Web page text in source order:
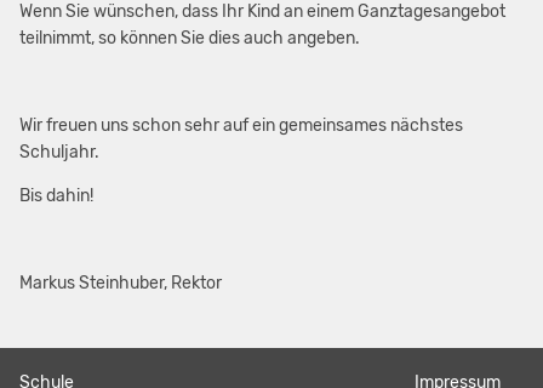
Wenn Sie wünschen, dass Ihr Kind an einem Ganztagesangebot
teilnimmt, so können Sie dies auch angeben.
Wir freuen uns schon sehr auf ein gemeinsames nächstes
Schuljahr.
Bis dahin!
Markus Steinhuber, Rektor
Navigation
Schule Navigation
Impressum